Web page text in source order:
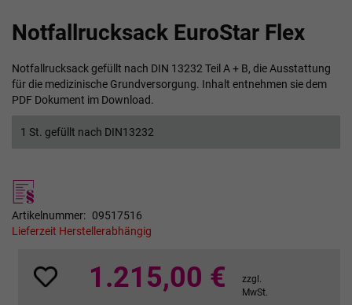
Notfallrucksack EuroStar Flex
Notfallrucksack gefüllt nach DIN 13232 Teil A + B, die Ausstattung
für die medizinische Grundversorgung. Inhalt entnehmen sie dem
PDF Dokument im Download.
1 St. gefüllt nach DIN13232
Artikelnummer
09517516
Lieferzeit Herstellerabhängig
1.215,00 €
zzgl.
MwSt.
Anfang
der
springen